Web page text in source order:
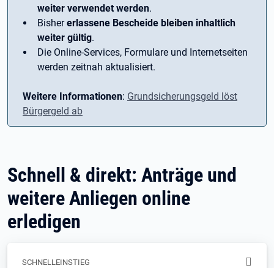
weiter verwendet werden.
Bishererlassene Bescheide bleiben inhaltlich
weiter gültig.
Die Online-Services, Formulare und Internetseiten
werden zeitnah aktualisiert.
Weitere Informationen: Grundsicherungsgeld löst
Bürgergeld ab
Schnell & direkt: Anträge und
weitere Anliegen online
erledigen
SCHNELLEINSTIEG